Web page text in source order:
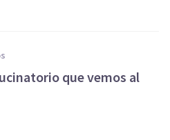
que vemos al